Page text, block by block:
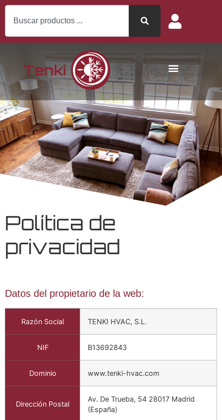
Política de
privacidad
Datos del propietario de la web:
Razón Social TENKI HVAC, S.L.
NIF B13692843
Dominio www.tenki-hvac.com
Dirección Postal
Av. De Trueba, 54 28017 Madrid
(España)